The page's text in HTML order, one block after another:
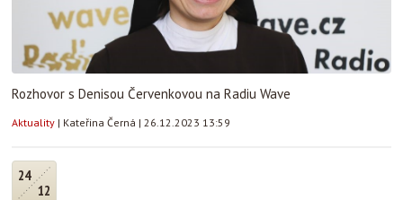
Rozhovor s Denisou Červenkovou na Radiu Wave
Aktuality | Kateřina Černá | 26.12.2023 13:59
24
12